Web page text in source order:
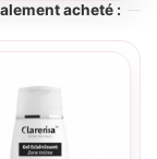
acheté :